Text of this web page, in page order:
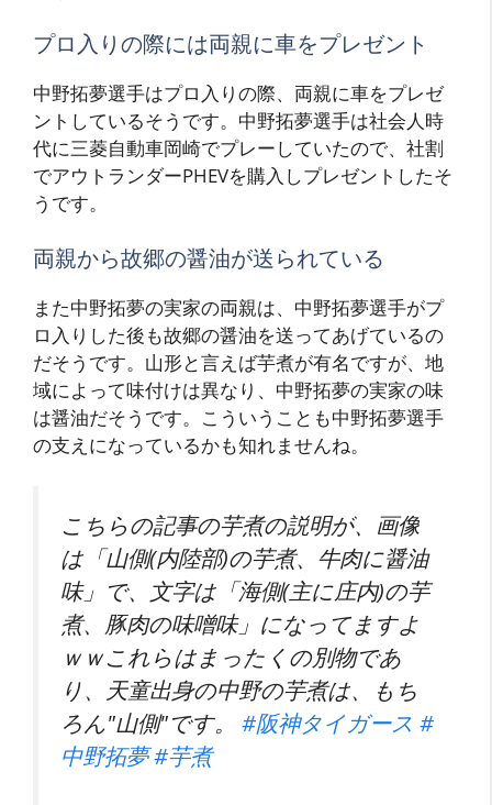
プロ入りの際には両親に車をプレゼント
中野拓夢選手はプロ入りの際、両親に車をプレゼ
ントしているそうです。中野拓夢選手は社会人時
代に三菱自動車岡崎でプレーしていたので、社割
でアウトランダーPHEVを購入しプレゼントしたそ
うです。
両親から故郷の醤油が送られている
また中野拓夢の実家の両親は、中野拓夢選手がプ
ロ入りした後も故郷の醤油を送ってあげているの
だそうです。山形と言えば芋煮が有名ですが、地
域によって味付けは異なり、中野拓夢の実家の味
は醤油だそうです。こういうことも中野拓夢選手
の支えになっているかも知れませんね。
こちらの記事の芋煮の説明が、画像
は「山側(内陸部)の芋煮、牛肉に醤油
味」で、文字は「海側(主に庄内)の芋
煮、豚肉の味噌味」になってますよ
ｗｗこれらはまったくの別物であ
り、天童出身の中野の芋煮は、もち
ろん"山側"です。 #阪神タイガース #
中野拓夢#芋煮